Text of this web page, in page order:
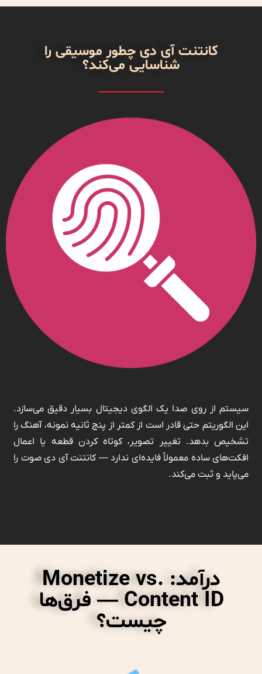
کانتنت آی دی چطور موسیقی را
شناسایی می‌کند؟
سیستم از روی صدا یک الگوی دیجیتال بسیار دقیق می‌سازد.
این الگوریتم حتی قادر است از کمتر از پنج ثانیه نمونه، آهنگ را
تشخیص بدهد. تغییر تصویر، کوتاه کردن قطعه یا اعمال
افکت‌های ساده معمولاً فایده‌ای ندارد — کانتنت آی دی صوت را
می‌پاید و ثبت می‌کند.
درآمد: Monetize vs.
Content ID — فرق‌ها
چیست؟